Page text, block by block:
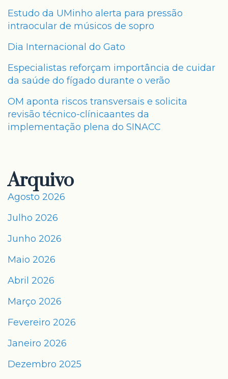
Estudo da UMinho alerta para pressão
intraocular de músicos de sopro
Dia Internacional do Gato
Especialistas reforçam importância de cuidar
da saúde do fígado durante o verão
OM aponta riscos transversais e solicita
revisão técnico-clínicaantes da
implementação plena do SINACC
Arquivo
Agosto 2026
Julho 2026
Junho 2026
Maio 2026
Abril 2026
Março 2026
Fevereiro 2026
Janeiro 2026
Dezembro 2025